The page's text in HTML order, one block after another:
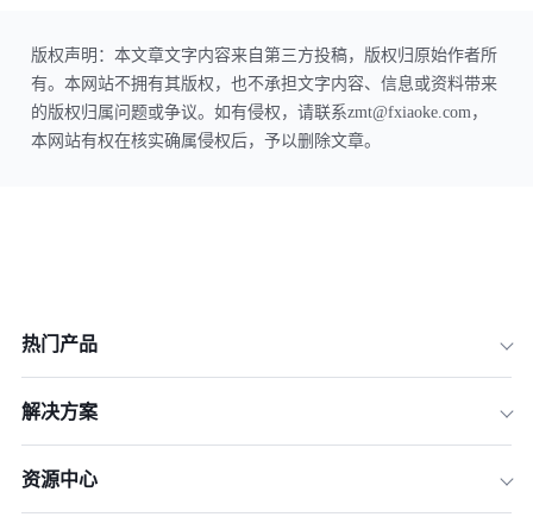
版权声明：本文章文字内容来自第三方投稿，版权归原始作者所
有。本网站不拥有其版权，也不承担文字内容、信息或资料带来
的版权归属问题或争议。如有侵权，请联系zmt@fxiaoke.com，
本网站有权在核实确属侵权后，予以删除文章。
热门产品
解决方案
资源中心